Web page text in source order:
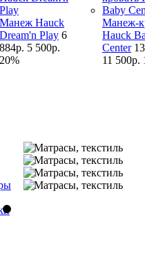
Манеж Hauck
Dream'n Play 6
884р. 5 500р.
20%
Манеж-
Hauck
Center
11 500р.